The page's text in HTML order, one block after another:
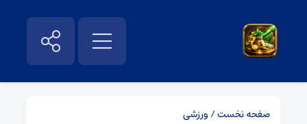
صفحه نخست/ ورزشی